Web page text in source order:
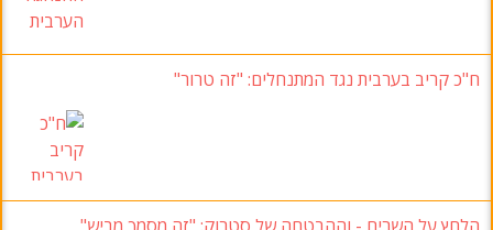
ח"כ קריב בערבית נגד המתנחלים: "זה טרור"
הלחץ על השרים - וההבטחה של סטרוק: "זה מסמך מביש"